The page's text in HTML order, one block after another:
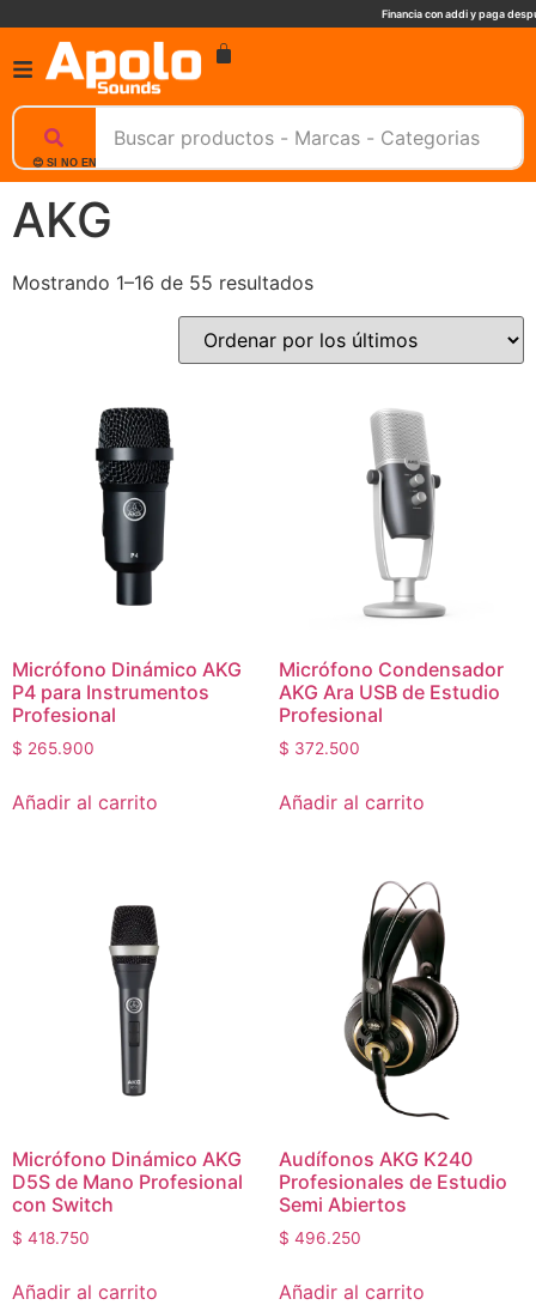
Financia con addi y paga
😊 SI NO ENCUENTRAS UN PRODUCTO, NOSOTROS TE AYUDAMOS, ESCRIBENOS. 📲
AKG
Mostrando 1–16 de 55 resultados
Micrófono Dinámico AKG
P4 para Instrumentos
Profesional
$ 265.900
Añadir al carrito
Micrófono Condensador
AKG Ara USB de Estudio
Profesional
$ 372.500
Añadir al carrito
Micrófono Dinámico AKG
D5S de Mano Profesional
con Switch
$ 418.750
Añadir al carrito
Audífonos AKG K240
Profesionales de Estudio
Semi Abiertos
$ 496.250
Añadir al carrito